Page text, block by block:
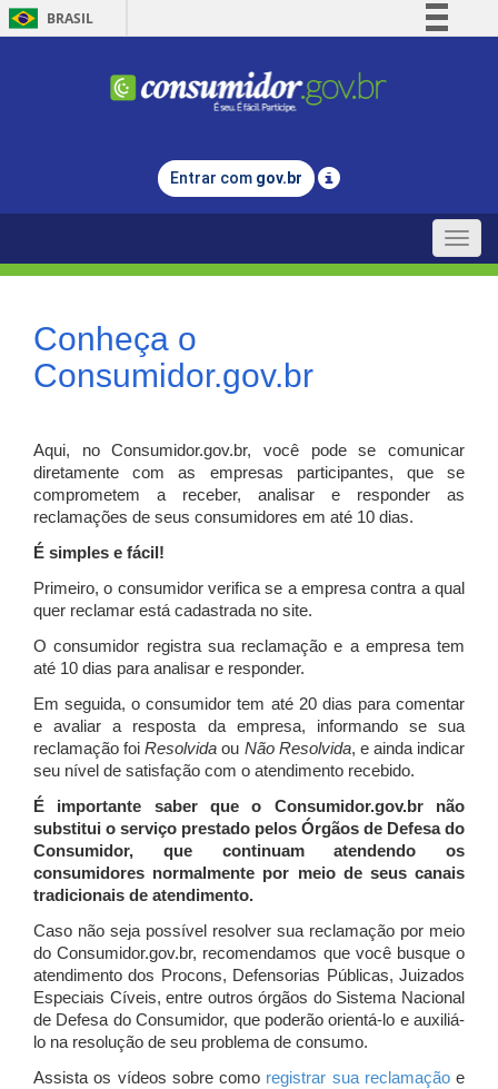
BRASIL
Comunica BR
Legislação
Entrar com gov.br
Toggle
Conheça o
Consumidor.gov.br
Aqui, no Consumidor.gov.br, você pode se comunicar
diretamente com as empresas participantes, que se
comprometem a receber, analisar e responder as
reclamações de seus consumidores em até 10 dias.
É simples e fácil!
Primeiro, o consumidor verifica se a empresa contra a qual
quer reclamar está cadastrada no site.
O consumidor registra sua reclamação e a empresa tem
até 10 dias para analisar e responder.
Em seguida, o consumidor tem até 20 dias para comentar
e avaliar a resposta da empresa, informando se sua
reclamação foiResolvida ou Não Resolvida, e ainda indicar
seu nível de satisfação com o atendimento recebido.
É importante saber que o Consumidor.gov.br não
substitui o serviço prestado pelos Órgãos de Defesa do
Consumidor, que continuam atendendo os
consumidores normalmente por meio de seus canais
tradicionais de atendimento.
Caso não seja possível resolver sua reclamação por meio
do Consumidor.gov.br, recomendamos que você busque o
atendimento dos Procons, Defensorias Públicas, Juizados
Especiais Cíveis, entre outros órgãos do Sistema Nacional
de Defesa do Consumidor, que poderão orientá-lo e auxiliá-
lo na resolução de seu problema de consumo.
Assista os vídeos sobre como registrar sua reclamaçãoe